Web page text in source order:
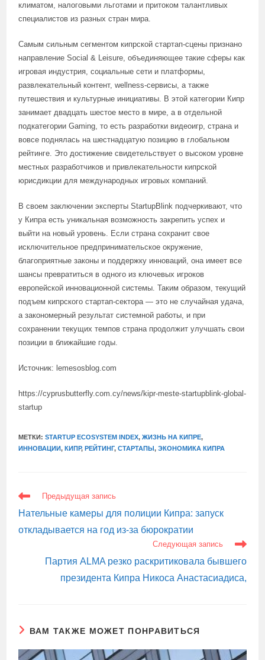
климатом, налоговыми льготами и притоком талантливых
специалистов из разных стран мира.
Самым сильным сегментом кипрской стартап-сцены признано
направление Social & Leisure, объединяющее такие сферы как
игровая индустрия, социальные сети и платформы,
развлекательный контент, wellness-сервисы, а также
путешествия и культурные инициативы. В этой категории Кипр
занимает двадцать шестое место в мире, а в отдельной
подкатегории Gaming, то есть разработки видеоигр, страна и
вовсе поднялась на шестнадцатую позицию в глобальном
рейтинге. Это достижение свидетельствует о высоком уровне
местных разработчиков и привлекательности кипрской
юрисдикции для международных игровых компаний.
В своем заключении эксперты StartupBlink подчеркивают, что
у Кипра есть уникальная возможность закрепить успех и
выйти на новый уровень. Если страна сохранит свое
исключительное предпринимательское окружение,
благоприятные законы и поддержку инноваций, она имеет все
шансы превратиться в одного из ключевых игроков
европейской инновационной системы. Таким образом, текущий
подъем кипрского стартап-сектора — это не случайная удача,
а закономерный результат системной работы, и при
сохранении текущих темпов страна продолжит улучшать свои
позиции в ближайшие годы.
Источник: lemesosblog.com
https://cyprusbutterfly.com.cy/news/kipr-meste-startupblink-global-
startup
МЕТКИ:STARTUP ECOSYSTEM INDEX, ЖИЗНЬ НА КИПРЕ,
ИННОВАЦИИ, КИПР, РЕЙТИНГ, СТАРТАПЫ, ЭКОНОМИКА КИПРА
ЕЩЕ
СТАТЬИ
Предыдущая запись
Нательные камеры для полиции Кипра: запуск
откладывается на год из-за бюрократии
Следующая запись
Партия ALMA резко раскритиковала бывшего
президента Кипра Никоса Анастасиадиса,
ВАМ ТАКЖЕ МОЖЕТ ПОНРАВИТЬСЯ